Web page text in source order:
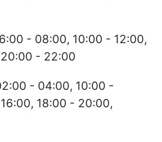
- 08:00, 10:00 - 12:00,
- 22:00
- 04:00, 10:00 -
18:00 - 20:00,